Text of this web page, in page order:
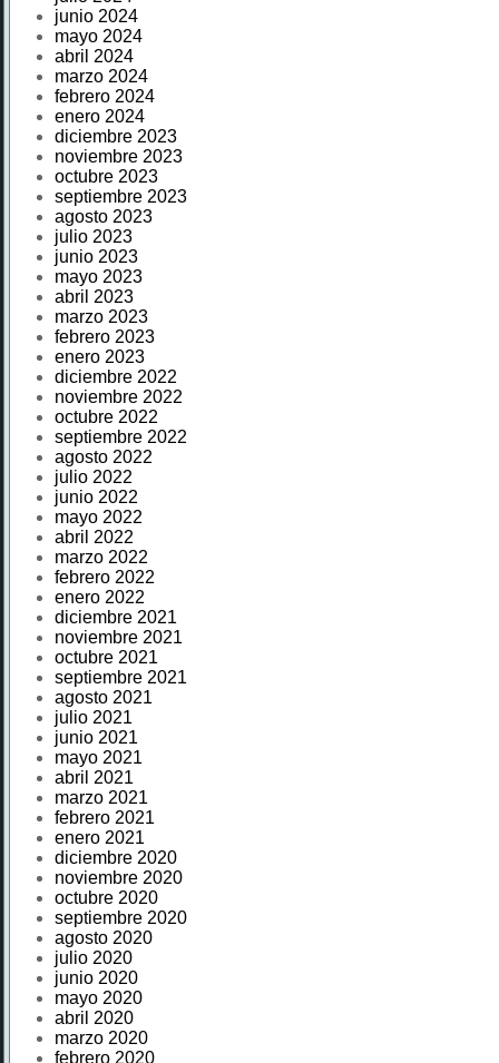
junio 2024
mayo 2024
abril 2024
marzo 2024
febrero 2024
enero 2024
diciembre 2023
noviembre 2023
octubre 2023
septiembre 2023
agosto 2023
julio 2023
junio 2023
mayo 2023
abril 2023
marzo 2023
febrero 2023
enero 2023
diciembre 2022
noviembre 2022
octubre 2022
septiembre 2022
agosto 2022
julio 2022
junio 2022
mayo 2022
abril 2022
marzo 2022
febrero 2022
enero 2022
diciembre 2021
noviembre 2021
octubre 2021
septiembre 2021
agosto 2021
julio 2021
junio 2021
mayo 2021
abril 2021
marzo 2021
febrero 2021
enero 2021
diciembre 2020
noviembre 2020
octubre 2020
septiembre 2020
agosto 2020
julio 2020
junio 2020
mayo 2020
abril 2020
marzo 2020
febrero 2020